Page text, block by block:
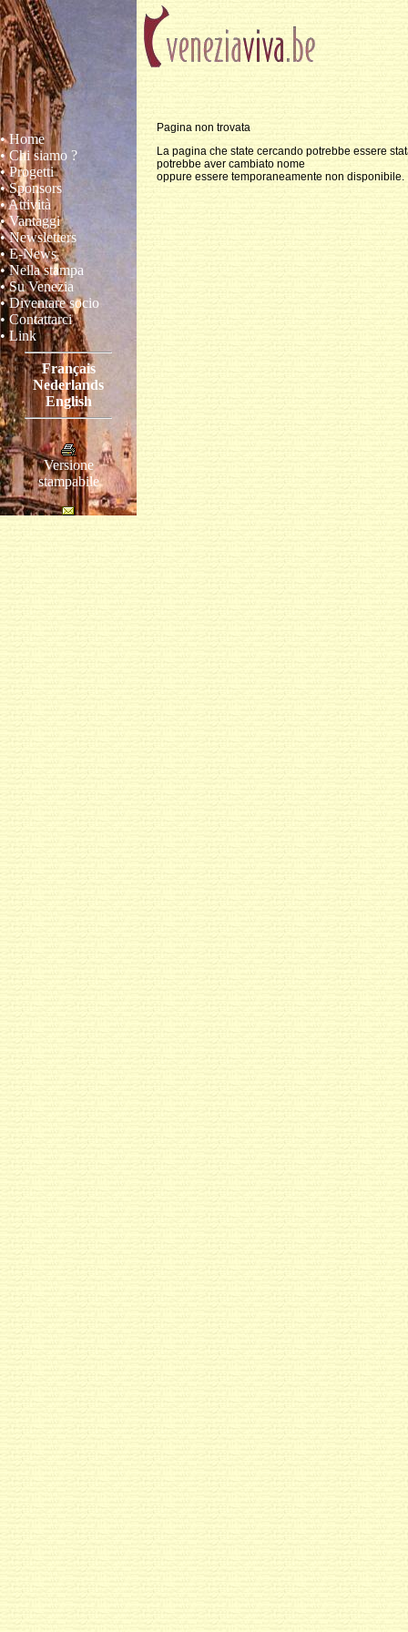
• Home
• Chi siamo ?
• Progetti
• Sponsors
• Attività
• Vantaggi
• Newsletters
• E-News
• Nella stampa
• Su Venezia
• Diventare socio
• Contattarci
• Link
Français
Nederlands
English
Versione
stampabile
Pagina non trovata
La pagina che state cercando potrebbe essere
potrebbe aver cambiato nome
oppure essere temporaneamente non disponibile.